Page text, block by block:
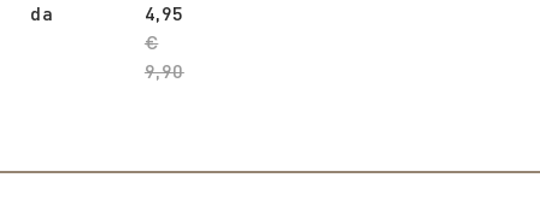
da
Price reduced from
€
9,90to
4,95